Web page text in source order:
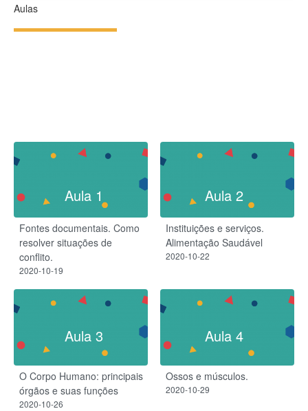
Aulas
Aula 1
Fontes documentais. Como
resolver situações de
conflito.
2020-10-19
Aula 2
Instituições e serviços.
Alimentação Saudável
2020-10-22
Aula 3
O Corpo Humano: principais
órgãos e suas funções
2020-10-26
Aula 4
Ossos e músculos.
2020-10-29